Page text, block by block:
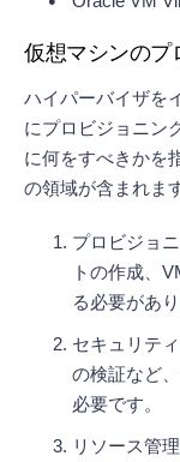
仮想マシンのプ
ハイパーバイザを
にプロビジョニン
に何をすべきかを
の領域が含まれま
プロビジョ
トの作成、
る必要があり
セキュリテ
の検証など
必要です。
リソース管